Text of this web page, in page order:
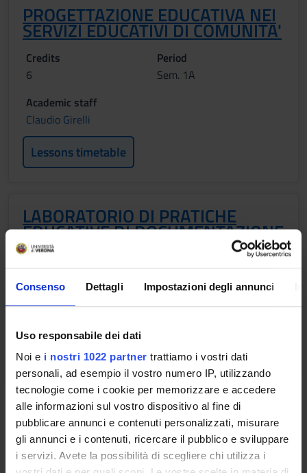
Consenso Dettagli Impostazioni degli annunci
Uso responsabile dei dati
Noi e i nostri 1022 partner trattiamo i vostri dati
personali, ad esempio il vostro numero IP, utilizzando
tecnologie come i cookie per memorizzare e accedere
alle informazioni sul vostro dispositivo al fine di
pubblicare annunci e contenuti personalizzati, misurare
gli annunci e i contenuti, ricercare il pubblico e sviluppare
i servizi. Avete la possibilità di scegliere chi utilizza i
PROGETTAZIONE EDUCATIVA NEI
SERVIZI EDUCATIVI DI COMUNITA'
Credits
6
Period
Sem. 1A
Academic staff
Claudio Girelli
Lessons timetable
LABORATORIO DI PRATICHE
EDUCATIVE DI DOCUMENTAZIONE
Academic staff
Lessons timetable
Learning objectives
Knowledge and understanding Module 1: Educational planning
in community educational services 1. Know and understand
what an educational project is and what are the different